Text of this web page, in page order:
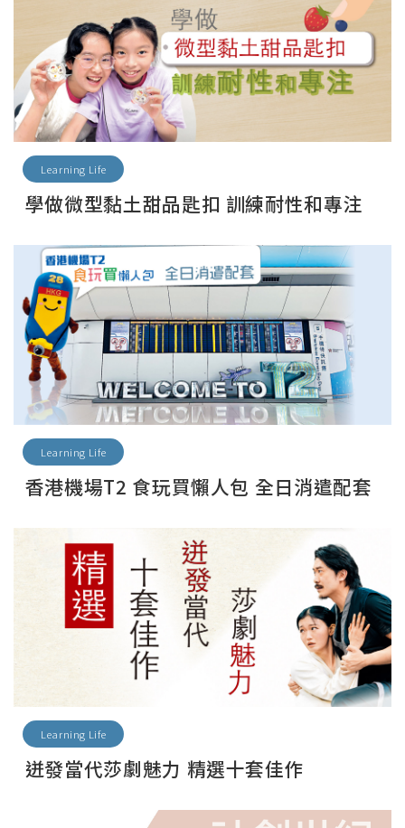
Learning Life
學做微型黏土甜品匙扣 訓練耐性和專注
Learning Life
香港機場T2 食玩買懶人包 全日消遣配套
Learning Life
迸發當代莎劇魅力 精選十套佳作